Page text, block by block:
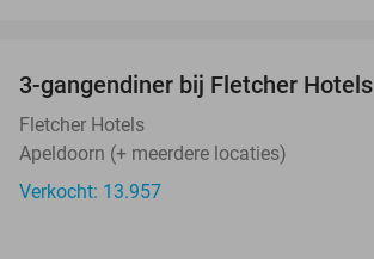
3-gangendiner bij Fletcher Hotels
Fletcher Hotels
Apeldoorn (+ meerdere locaties)
Verkocht: 13.957